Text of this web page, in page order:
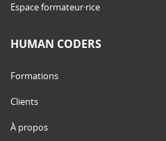
Espace formateur·rice
HUMAN CODERS
Formations
Clients
À propos